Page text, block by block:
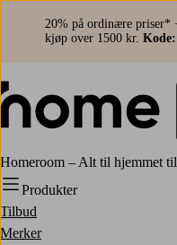
20% på ordinære priser*
kjøp over 1500 kr. Kode:
Homeroom – Alt til hjemmet
Produkter
Tilbud
Merker